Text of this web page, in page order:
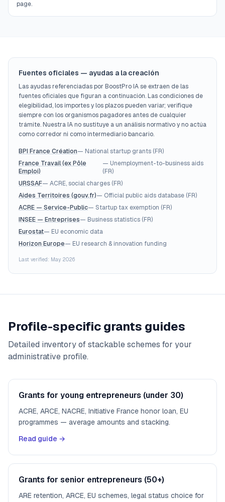
page.
Fuentes oficiales — ayudas a la creación
Las ayudas referenciadas por BoostPro IA se extraen de las
fuentes oficiales que figuran a continuación. Las condiciones de
elegibilidad, los importes y los plazos pueden variar; verifique
siempre con los organismos pagadores antes de cualquier
trámite. Nuestra IA no sustituye a un análisis normativo y no actúa
como corredor ni como intermediario bancario.
BPI France Création— National startup grants (FR)
France Travail (ex Pôle
Emploi)
— Unemployment-to-business aids
(FR)
URSSAF— ACRE, social charges (FR)
Aides Territoires (gouv.fr)— Official public aids database (FR)
ACRE — Service-Public— Startup tax exemption (FR)
INSEE — Entreprises— Business statistics (FR)
Eurostat— EU economic data
Horizon Europe— EU research & innovation funding
Last verified: May 2026
Profile-specific grants guides
Detailed inventory of stackable schemes for your
administrative profile.
Grants for young entrepreneurs (under 30)
ACRE, ARCE, NACRE, Initiative France honor loan, EU
programmes — average amounts and stacking.
Read guide →
Grants for senior entrepreneurs (50+)
ARE retention, ARCE, EU schemes, legal status choice for